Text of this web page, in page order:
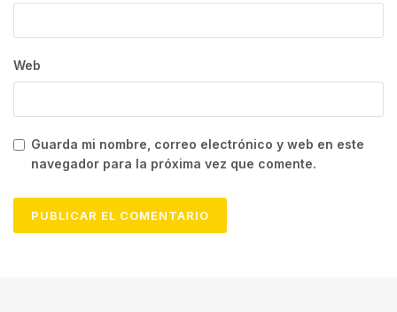
Web
Guarda mi nombre, correo electrónico y web en este
navegador para la próxima vez que comente.